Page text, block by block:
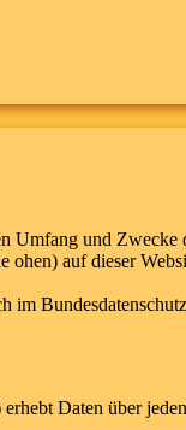
Umfang und Zwecke
ohen) auf dieser
im
Daten über